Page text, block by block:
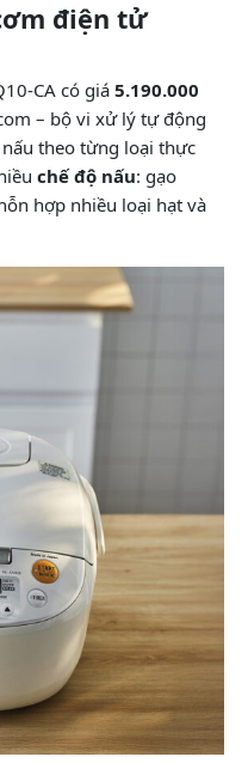
điện tử
CA có giá 5.190.000
– bộ vi xử lý tự động
theo từng loại thực
chế độ nấu: gạo
hợp nhiều loại hạt và